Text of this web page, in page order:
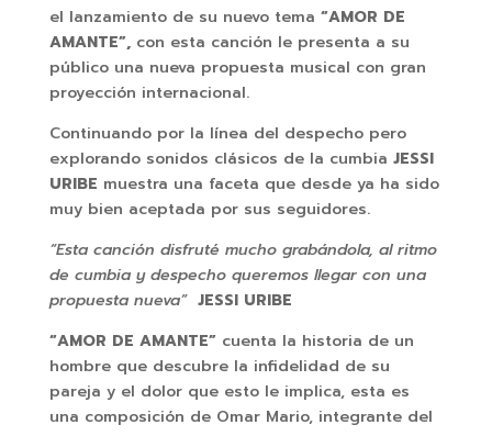
el lanzamiento de su nuevo tema “AMOR DE
AMANTE”, con esta canción le presenta a su
público una nueva propuesta musical con gran
proyección internacional.
Continuando por la línea del despecho pero
explorando sonidos clásicos de la cumbia JESSI
URIBE muestra una faceta que desde ya ha sido
muy bien aceptada por sus seguidores.
“Esta canción disfruté mucho grabándola, al ritmo
de cumbia y despecho queremos llegar con una
propuesta nueva” JESSI URIBE
“AMOR DE AMANTE”cuenta la historia de un
hombre que descubre la infidelidad de su
pareja y el dolor que esto le implica, esta es
una composición de Omar Mario, integrante del